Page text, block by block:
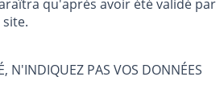
qu'après avoir été validé par
N'INDIQUEZ PAS VOS DONNÉES